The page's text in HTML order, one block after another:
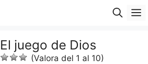
juego de Dios
(Valora del 1 al 10)